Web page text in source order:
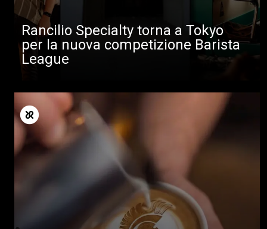
Rancilio Specialty torna a Tokyo
per la nuova competizione Barista
League